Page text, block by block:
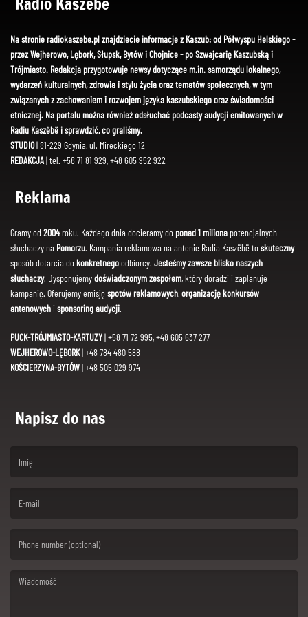
Na stronie radiokaszebe.pl znajdziecie informacje z Kaszub: od Półwyspu Helskiego -
przez Wejherowo, Lębork, Słupsk, Bytów i Chojnice - po Szwajcarię Kaszubską i
Trójmiasto. Redakcja przygotowuje newsy dotyczące m.in. samorządu lokalnego,
wydarzeń kulturalnych, zdrowia i stylu życia oraz tematów społecznych, w tym
związanych z zachowaniem i rozwojem języka kaszubskiego oraz świadomości
etnicznej. Na portalu można również odsłuchać podcasty audycji emitowanych w
Radiu Kaszëbë i sprawdzić, co graliśmy.
STUDIO| 81-229 Gdynia, ul. Mireckiego 12
REDAKCJA| tel. +58 71 81 929, +48 605 952 922
Reklama
Gramy od 2004roku. Każdego dnia docieramy do ponad 1 miliona potencjalnych
słuchaczy na Pomorzu. Kampania reklamowa na antenie Radia Kaszëbë toskuteczny
sposób dotarcia dokonkretnegoodbiorcy. Jesteśmy zawsze blisko naszych
słuchaczy. Dysponujemydoświadczonym zespołem, który doradzi i zaplanuje
kampanię. Oferujemy emisję spotów reklamowych,organizację konkursów
antenowychi sponsoring audycji.
PUCK-TRÓJMIASTO-KARTUZY| +58 71 72 995, +48 605 637 277
WEJHEROWO-LĘBORK| +48 784 480 588
KOŚCIERZYNA-BYTÓW| +48 505 029 974
Napisz do nas